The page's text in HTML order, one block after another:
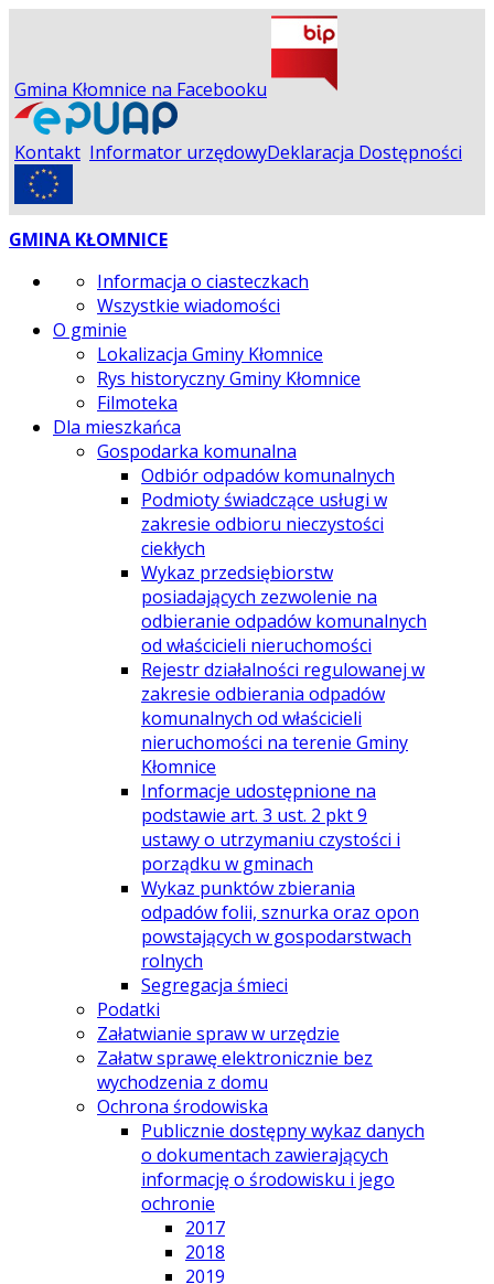
Gmina Kłomnice na Facebooku
Kontakt Informator urzędowyDeklaracja Dostępności
GMINA KŁOMNICE
Informacja o ciasteczkach
Wszystkie wiadomości
O gminie
Lokalizacja Gminy Kłomnice
Rys historyczny Gminy Kłomnice
Filmoteka
Dla mieszkańca
Gospodarka komunalna
Odbiór odpadów komunalnych
Podmioty świadczące usługi w
zakresie odbioru nieczystości
ciekłych
Wykaz przedsiębiorstw
posiadających zezwolenie na
odbieranie odpadów komunalnych
od właścicieli nieruchomości
Rejestr działalności regulowanej w
zakresie odbierania odpadów
komunalnych od właścicieli
nieruchomości na terenie Gminy
Kłomnice
Informacje udostępnione na
podstawie art. 3 ust. 2 pkt 9
ustawy o utrzymaniu czystości i
porządku w gminach
Wykaz punktów zbierania
odpadów folii, sznurka oraz opon
powstających w gospodarstwach
rolnych
Segregacja śmieci
Podatki
Załatwianie spraw w urzędzie
Załatw sprawę elektronicznie bez
wychodzenia z domu
Ochrona środowiska
Publicznie dostępny wykaz danych
o dokumentach zawierających
informację o środowisku i jego
ochronie
2017
2018
2019